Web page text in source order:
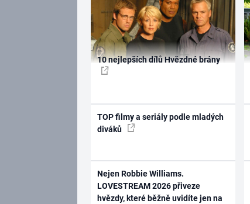
10 nejlepších dílů Hvězdné brány
TOP filmy a seriály podle mladých
diváků
Nejen Robbie Williams.
LOVESTREAM 2026 přiveze
hvězdy, které běžně uvidíte jen na